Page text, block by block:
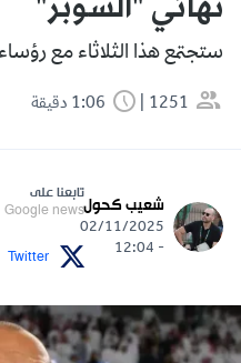
نهائي "السوبر"
ستجتمع هذا الثلاثاء مع
1251
شعيب كحول
02/11/2025
- 12:04
تابعنا على
Google news
Twitter